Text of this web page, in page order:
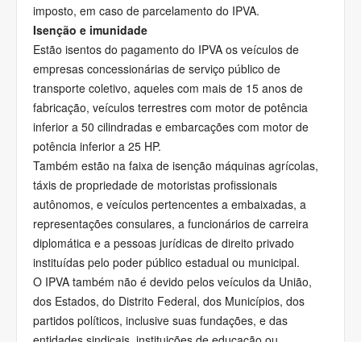
imposto, em caso de parcelamento do IPVA.
Isenção e imunidade
Estão isentos do pagamento do IPVA os veículos de
empresas concessionárias de serviço público de
transporte coletivo, aqueles com mais de 15 anos de
fabricação, veículos terrestres com motor de potência
inferior a 50 cilindradas e embarcações com motor de
potência inferior a 25 HP.
Também estão na faixa de isenção máquinas agrícolas,
táxis de propriedade de motoristas profissionais
autônomos, e veículos pertencentes a embaixadas, a
representações consulares, a funcionários de carreira
diplomática e a pessoas jurídicas de direito privado
instituídas pelo poder público estadual ou municipal.
O IPVA também não é devido pelos veículos da União,
dos Estados, do Distrito Federal, dos Municípios, dos
partidos políticos, inclusive suas fundações, e das